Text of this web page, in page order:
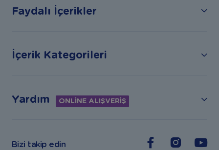
Faydalı İçerikler
İçerik Kategorileri
Yardım ONLİNE ALIŞVERİŞ
Bizi takip edin